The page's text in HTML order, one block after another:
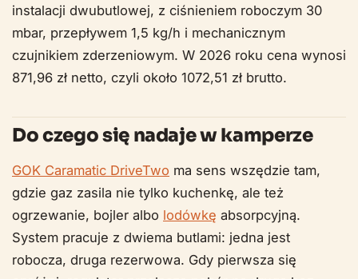
instalacji dwubutlowej, z ciśnieniem roboczym 30
mbar, przepływem 1,5 kg/h i mechanicznym
czujnikiem zderzeniowym. W 2026 roku cena wynosi
871,96 zł netto, czyli około 1072,51 zł brutto.
Do czego się nadaje w kamperze
GOK Caramatic DriveTwo ma sens wszędzie tam,
gdzie gaz zasila nie tylko kuchenkę, ale też
ogrzewanie, bojler albo lodówkę absorpcyjną.
System pracuje z dwiema butlami: jedna jest
robocza, druga rezerwowa. Gdy pierwsza się